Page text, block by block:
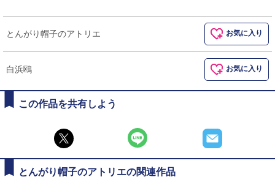
とんがり帽子のアトリエ お気に入り
白浜鴎 お気に入り
この作品を共有しよう
とんがり帽子のアトリエの関連作品